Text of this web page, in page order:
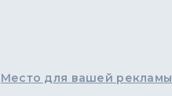
Место для вашей рекламы